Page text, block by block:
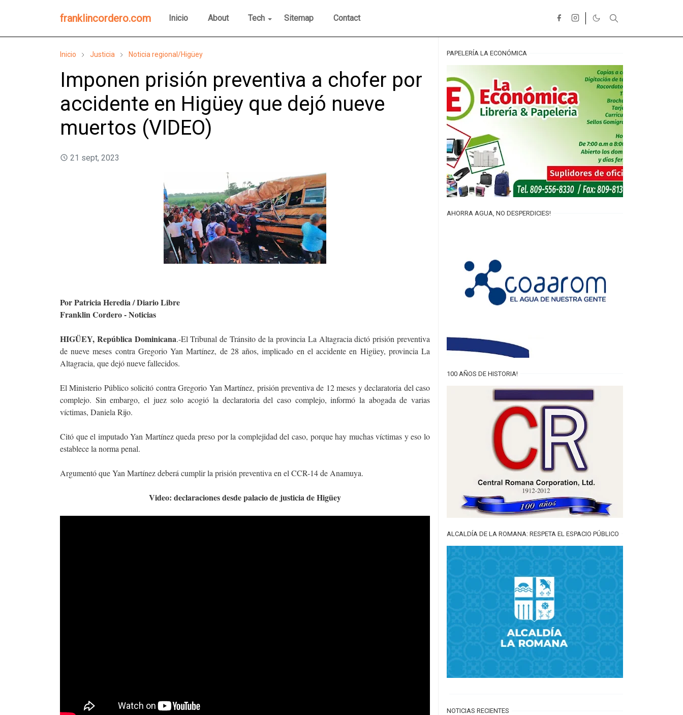
franklincordero.com Inicio About Tech Sitemap Contact
Inicio Justicia Noticia regional/Higüey
Imponen prisión preventiva a chofer por
accidente en Higüey que dejó nueve
muertos (VIDEO)
21 sept, 2023
Por Patricia Heredia / Diario Libre
Franklin Cordero - Noticias
HIGÜEY, República Dominicana.-El Tribunal de Tránsito de la provincia La Altagracia dictó prisión preventiva
de nueve meses contra Gregorio Yan Martínez, de 28 años, implicado en el accidente en Higüey, provincia La
Altagracia, que dejó nueve fallecidos.
El Ministerio Público solicitó contra Gregorio Yan Martínez, prisión preventiva de 12 meses y declaratoria del caso
complejo. Sin embargo, el juez solo acogió la declaratoria del caso complejo, informó la abogada de varias
víctimas, Daniela Rijo.
Citó que el imputado Yan Martínez queda preso por la complejidad del caso, porque hay muchas víctimas y eso lo
establece la norma penal.
Argumentó que Yan Martínez deberá cumplir la prisión preventiva en el CCR-14 de Anamuya.
Video: declaraciones desde palacio de justicia de Higüey
PAPELERÍA LA ECONÓMICA
AHORRA AGUA, NO DESPERDICIES!
100 AÑOS DE HISTORIA!
ALCALDÍA DE LA ROMANA: RESPETA EL ESPACIO PÚBLICO
NOTICIAS RECIENTES